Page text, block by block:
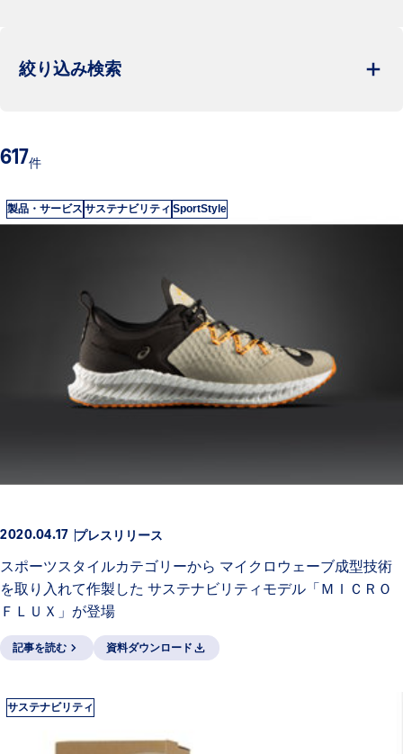
絞り込み検索
617件
製品・サービス サステナビリティ SportStyle
2020.04.17 プレスリリース
スポーツスタイルカテゴリーから マイクロウェーブ成型技術
を取り入れて作製した サステナビリティモデル「ＭＩＣＲＯ
ＦＬＵＸ」が登場
記事を読む 資料ダウンロード
サステナビリティ